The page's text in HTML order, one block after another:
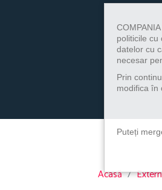
Acasă
politicile cu
datelor cu
necesar
Prin
modifica în
Puteți